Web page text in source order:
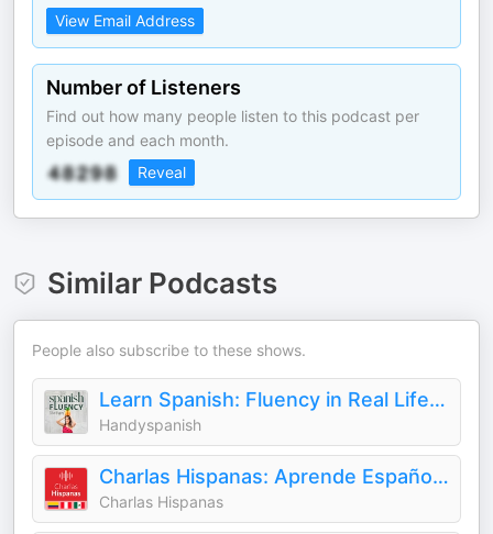
View Email Address
Number of Listeners
Find out how many people listen to this podcast per
episode and each month.
Reveal
Similar Podcasts
People also subscribe to these shows.
Learn Spanish: Fluency in Real Life with Handyspanish
Handyspanish
Charlas Hispanas: Aprende Español | Learn Spanish
Charlas Hispanas